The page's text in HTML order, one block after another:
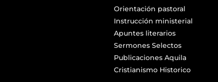
Orientación pastoral
Instrucción ministerial
Apuntes literarios
Sermones Selectos
Publicaciones Aquila
Cristianismo Historico